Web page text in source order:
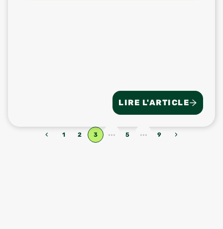
LIRE L'ARTICLE
‹ 1 2 3 ... 5 ... 9 ›